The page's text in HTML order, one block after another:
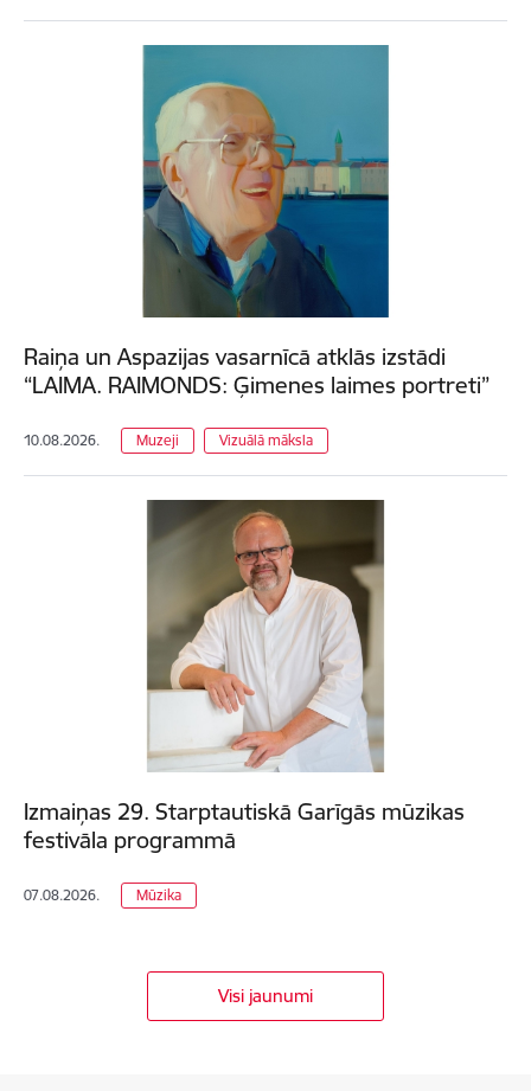
Raiņa un Aspazijas vasarnīcā atklās izstādi
“LAIMA. RAIMONDS: Ģimenes laimes portreti”
10.08.2026. Muzeji Vizuālā māksla
Izmaiņas 29. Starptautiskā Garīgās mūzikas
festivāla programmā
07.08.2026. Mūzika
Visi jaunumi